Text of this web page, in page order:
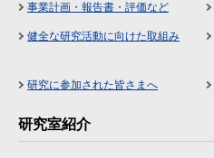
事業計画・報告書・評価など
健全な研究活動に向けた取組み
研究に参加された皆さまへ
研究室紹介